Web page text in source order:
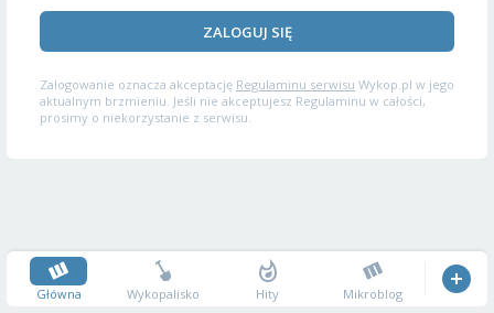
ZALOGUJ SIĘ
Zalogowanie oznacza akceptację Regulaminu serwisu Wykop.pl w jego
aktualnym brzmieniu. Jeśli nie akceptujesz Regulaminu w całości,
prosimy o niekorzystanie z serwisu.
Główna Wykopalisko Hity Mikroblog